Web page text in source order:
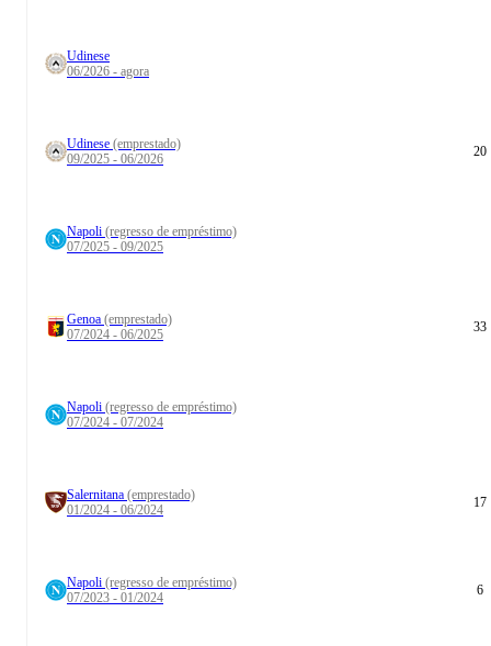
Udinese
06/2026 - agora
Udinese (emprestado)
09/2025 - 06/2026
20
Napoli (regresso de empréstimo)
07/2025 - 09/2025
Genoa (emprestado)
07/2024 - 06/2025
33
Napoli (regresso de empréstimo)
07/2024 - 07/2024
Salernitana (emprestado)
01/2024 - 06/2024
17
Napoli (regresso de empréstimo)
07/2023 - 01/2024
6